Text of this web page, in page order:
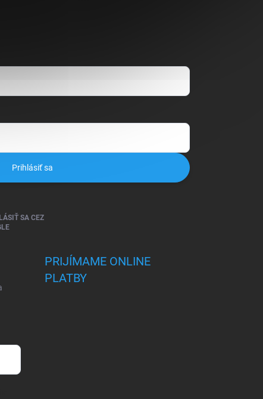
Prihlásiť sa
SA CEZ
PRIJÍMAME ONLINE
PLATBY